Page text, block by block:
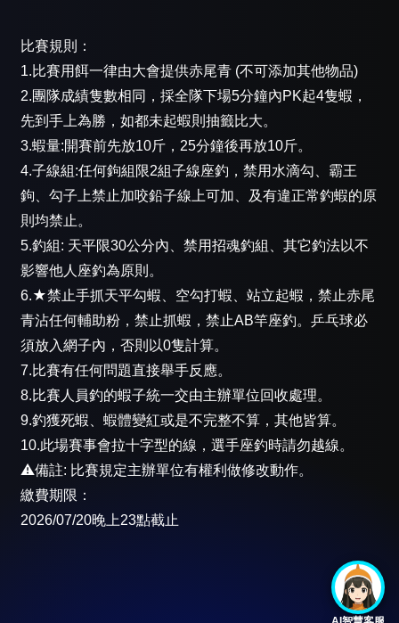
比賽規則：
1.比賽用餌一律由大會提供赤尾青 (不可添加其他物品)
2.團隊成績隻數相同，採全隊下場5分鐘內PK起4隻蝦，
先到手上為勝，如都未起蝦則抽籤比大。
3.蝦量:開賽前先放10斤，25分鐘後再放10斤。
4.子線組:任何鉤組限2組子線座釣，禁用水滴勾、霸王
鉤、勾子上禁止加咬鉛子線上可加、及有違正常釣蝦的原
則均禁止。
5.釣組: 天平限30公分內、禁用招魂釣組、其它釣法以不
影響他人座釣為原則。
6.★禁止手抓天平勾蝦、空勾打蝦、站立起蝦，禁止赤尾
青沾任何輔助粉，禁止抓蝦，禁止AB竿座釣。乒乓球必
須放入網子內，否則以0隻計算。
7.比賽有任何問題直接舉手反應。
8.比賽人員釣的蝦子統一交由主辦單位回收處理。
9.釣獲死蝦、蝦體變紅或是不完整不算，其他皆算。
10.此場賽事會拉十字型的線，選手座釣時請勿越線。
⚠️備註: 比賽規定主辦單位有權利做修改動作。
繳費期限：
2026/07/20晚上23點截止